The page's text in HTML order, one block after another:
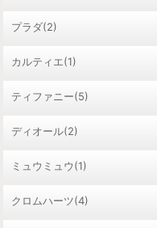
プラダ(2)
カルティエ(1)
ティファニー(5)
ディオール(2)
ミュウミュウ(1)
クロムハーツ(4)